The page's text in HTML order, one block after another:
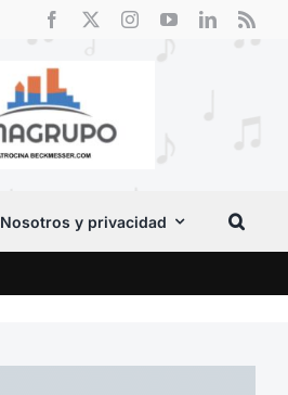
Nosotros y privacidad